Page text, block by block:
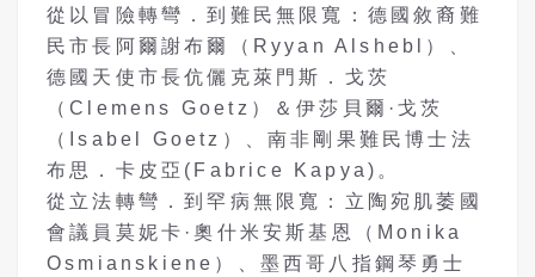
從以冒險轉彎．到難民無限寬：德國敘裔難
民市長阿爾謝布爾（Ryyan Alshebl）、
德國天使市長伉儷克萊門斯．戈茨
（Clemens Goetz）＆伊莎貝爾·戈茨
（Isabel Goetz）、南非剛果難民博士法
布思．卡皮亞(Fabrice Kapya)。
從立法轉彎．到罕病無限寬：立陶宛肌萎國
會議員莫妮卡·奧什米安斯基恩（Monika
Osmianskiene）、墨西哥八指鋼琴勇士